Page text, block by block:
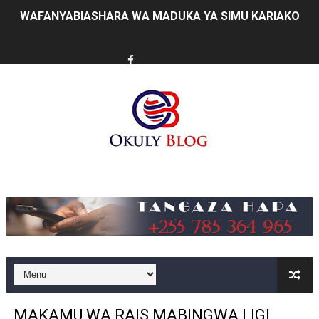
WAFANYABIASHARA WA MADUKA YA SIMU KARIAKOO
TANZANIA YAWA MWENYEJI WA JUKWAA LA NANE LA
HABARI ZILIZOPEWA UZITO WA JUU KATIKA
MFUMO WA M+2 WAIMARISHA UHAKIKA WA MAFUTA
PINDA AIPONGEZA MATI TECHNOLOGIES KWA
DKT. SIMBEYE ASISITIZA UMOJA WA VYUO VYA
MAKAMU WA RAIS MABINGWA LIGI